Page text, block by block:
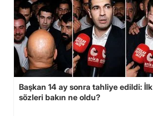
Başkan 14 ay sonra tahliye edildi: İlk
sözleri bakın ne oldu?